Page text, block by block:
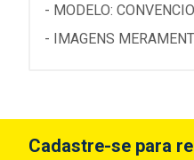
- MODELO:
- IMAGENS
Cadastre-se para